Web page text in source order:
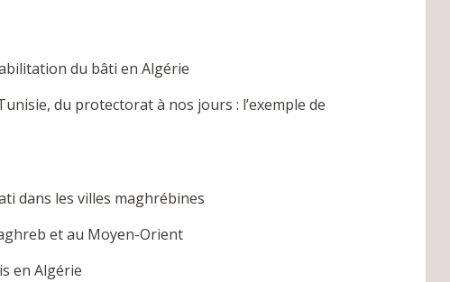
du bâti en Algérie
du protectorat à nos jours : l’exemple de
dans les villes maghrébines
et au Moyen-Orient
en Algérie